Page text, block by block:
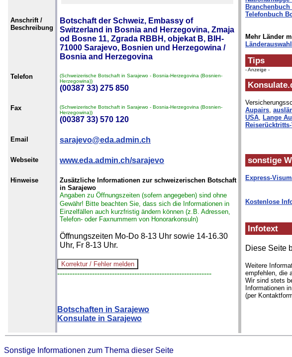
Anschrift /
Beschreibung
Botschaft der Schweiz, Embassy of
Switzerland in Bosnia and Herzegovina, Zmaja
od Bosne 11, Zgrada RBBH, objekat B, BIH-
71000 Sarajevo, Bosnien und Herzegowina /
Bosnia and Herzegovina
Telefon
(Schweizerische Botschaft in Sarajewo - Bosnia-Herzegovina (Bosnien-
Herzegowina))
(00387 33) 275 850
Fax
(Schweizerische Botschaft in Sarajewo - Bosnia-Herzegovina (Bosnien-
Herzegowina))
(00387 33) 570 120
Email sarajevo@eda.admin.ch
Webseite www.eda.admin.ch/sarajevo
Hinweise
Zusätzliche Informationen zur schweizerischen Botschaft
in Sarajewo
Angaben zu Öffnungszeiten (sofern angegeben) sind ohne
Gewähr! Bitte beachten Sie, dass sich die Informationen in
Einzelfällen auch kurzfristig ändern können (z.B. Adressen,
Telefon- oder Faxnummern von Honorarkonsuln)
Öffnungszeiten Mo-Do 8-13 Uhr sowie 14-16.30
Uhr, Fr 8-13 Uhr.
--------------------------------------------------------------
Botschaften in Sarajewo
Konsulate in Sarajewo
Telefonbuch
Mehr Länder
Tips
- Anzeige -
Aupairs,
USA, Lange
sonstige
Express-Visum
Kostenlose
Infotext
Diese Seite
Weitere
empfehlen, die
Wir sind stets
Informationen
(per
Sonstige Informationen zum Thema dieser Seite